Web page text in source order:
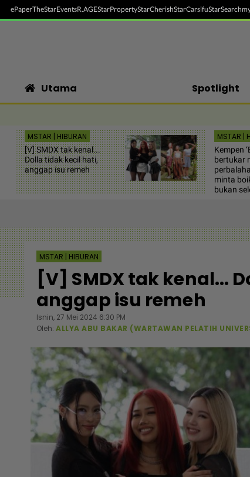
ePaperTheStarEventsR.AGEStarPropertyStarCherishStarCarsifuStarSearch
Utama Spotlight
MSTAR | HIBURAN
[V] SMDX tak kenal...
Dolla tidak kecil hati,
anggap isu remeh
MSTAR |
Kempen
bertukar
minta
bukan
MSTAR | HIBURAN
[V] SMDX tak kenal...
anggap isu remeh
Isnin, 27 Mei 2024 6:30 PM
Oleh: ALLYA ABU BAKAR (WARTAWAN PELATIH